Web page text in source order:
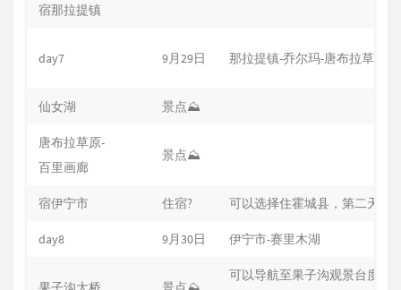
宿那拉提镇
day7 9月29日 那拉提镇-乔尔玛-唐布拉草原-
仙女湖 景点⛰
唐布拉草原-
百里画廊
景点⛰
宿伊宁市 住宿? 可以选择住霍城县，第二天去
day8 9月30日 伊宁市-赛里木湖
可以导航至果子沟观景台度假